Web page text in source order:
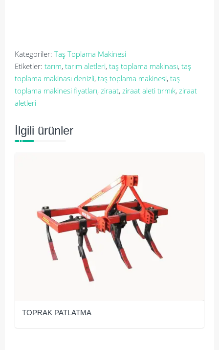
Kategoriler: Taş Toplama Makinesi
Etiketler: tarım, tarım aletleri, taş toplama makinası, taş
toplama makinası denizli, taş toplama makinesi, taş
toplama makinesi fiyatları, ziraat, ziraat aleti tırmık, ziraat
aletleri
İlgili ürünler
TOPRAK PATLATMA